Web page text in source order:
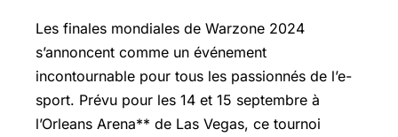
Les finales mondiales de Warzone 2024
s’annoncent comme un événement
incontournable pour tous les passionnés de l’e-
sport. Prévu pour les 14 et 15 septembre à
l’Orleans Arena** de Las Vegas, ce tournoi